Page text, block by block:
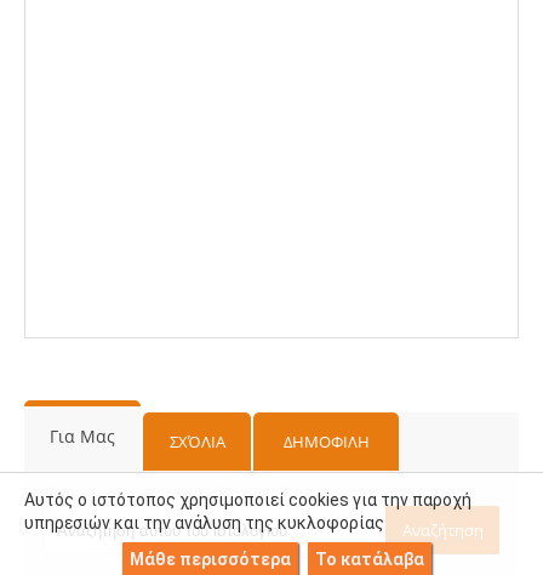
Για Μας ΣΧΌΛΙΑ ΔΗΜΟΦΙΛΗ
Αυτός ο ιστότοπος χρησιμοποιεί cookies για την παροχή
υπηρεσιών και την ανάλυση της κυκλοφορίας
Μάθε περισσότερα
Το κατάλαβα